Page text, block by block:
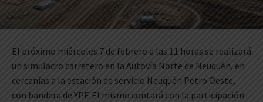
El próximo miércoles 7 de febrero a las 11 horas se realizará
un simulacro carretero en la Autovía Norte de Neuquén, en
cercanías a la estación de servicio Neuquén Petro Oeste,
con bandera de YPF. El mismo contará con la participación